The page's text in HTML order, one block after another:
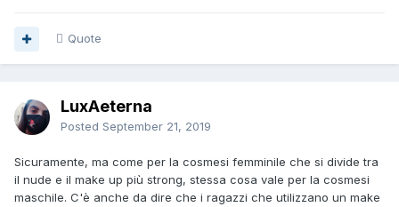
Quote
LuxAeterna
Posted September 21, 2019
Sicuramente, ma come per la cosmesi femminile che si divide tra
il nude e il make up più strong, stessa cosa vale per la cosmesi
maschile. C'è anche da dire che i ragazzi che utilizzano un make